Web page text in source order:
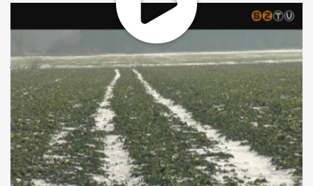
A levelek azok megfelelően kifejlődtek, bár a hideg már hatott
rajta és kezdenek leszáradni. Itt lehet látni, ha egyet kihúzok,
hogy a gyökérnyak megfelenően megvastagodott. Ez azt
jelenti, hogy fel tud készülni a télre és valószínűleg át fogja
vészelni a kemény mínuszokat is.
Ilyen a repce Németh Balázs földjén, Rádóckölkeden. Többek
között ezen a 8 hektáros területen vetették ezt a növényt.
Éppen jókor, augusztus végén, mielőtt eső áztatta Vas
megyét. Ez megkönnyítette a növények kelését. A búza
vetésével is elégedett a vasi gazda.